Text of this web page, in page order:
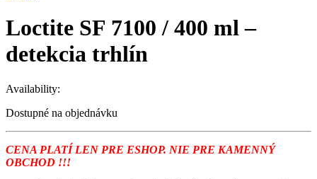
Loctite SF 7100 / 400 ml –
detekcia trhlín
Availability:
Dostupné na objednávku
CENA PLATÍ LEN PRE ESHOP. NIE PRE KAMENNÝ
OBCHOD !!!